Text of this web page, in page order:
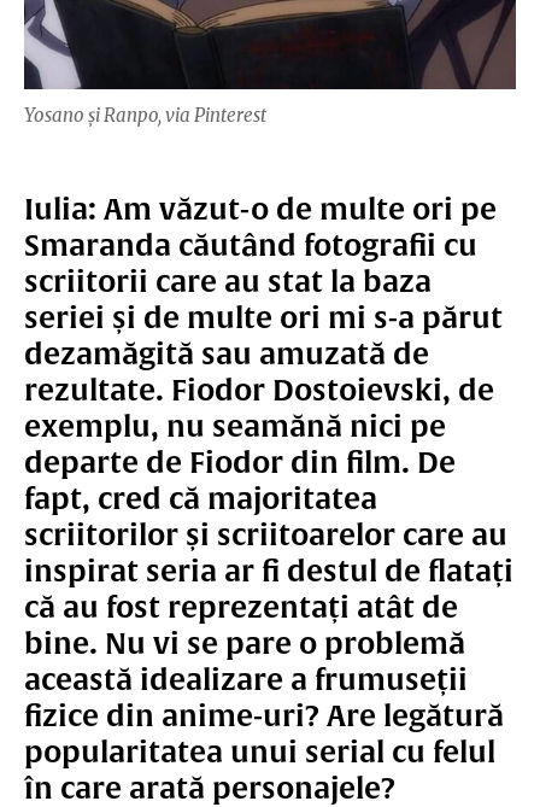
Yosano și Ranpo, via Pinterest
Iulia: Am văzut-o de multe ori pe
Smaranda căutând fotografii cu
scriitorii care au stat la baza
seriei și de multe ori mi s-a părut
dezamăgită sau amuzată de
rezultate. Fiodor Dostoievski, de
exemplu, nu seamănă nici pe
departe de Fiodor din film. De
fapt, cred că majoritatea
scriitorilor și scriitoarelor care au
inspirat seria ar fi destul de flatați
că au fost reprezentați atât de
bine. Nu vi se pare o problemă
această idealizare a frumuseții
fizice din anime-uri? Are legătură
popularitatea unui serial cu felul
în care arată personajele?